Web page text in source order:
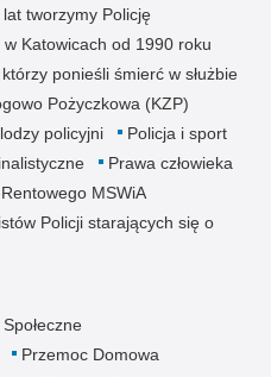
tworzymy Policję
Katowicach od 1990 roku
ponieśli śmierć w służbie
Pożyczkowa (KZP)
policyjni
Policja i sport
Prawa człowieka
MSWiA
Policji starających się o
Przemoc Domowa